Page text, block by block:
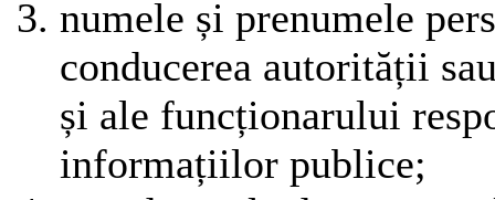
numele și prenumele
conducerea autorității
și ale funcționarului
informațiilor publice;